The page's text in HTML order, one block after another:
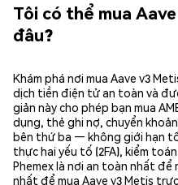
Tôi có thể mua
đâu?
Khám phá nơi mua Aave v3
dịch tiền điện tử an toàn và
giản này cho phép bạn mua
dụng, thẻ ghi nợ, chuyển
bên thứ ba — không giới hạn
thực hai yếu tố (2FA), kiểm
Phemex là nơi an toàn nhất để
nhất để mua Aave v3 Metis